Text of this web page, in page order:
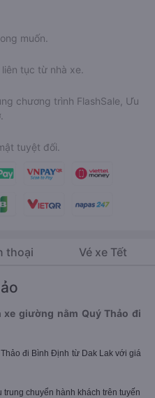
muốn.
tục từ nhà xe.
chương trình FlashSale, Ưu
tuyệt đối.
thoại Vé xe Tết
xe giường nằm Quý Thảo đi
đi Bình Định từ Dak Lak với giá
trung chuyển hành khách trên tuyến